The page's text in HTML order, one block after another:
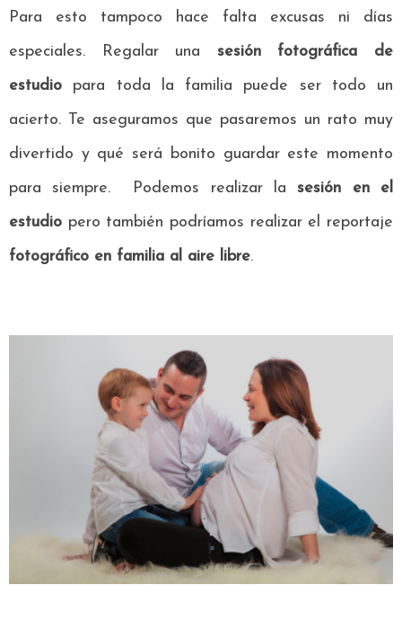
Para esto tampoco hace falta excusas ni días
especiales. Regalar una sesión fotográfica de
estudio para toda la familia puede ser todo un
acierto. Te aseguramos que pasaremos un rato muy
divertido y qué será bonito guardar este momento
para siempre. Podemos realizar lasesión en el
estudio pero también podríamos realizar el reportaje
fotográfico en familia al aire libre.